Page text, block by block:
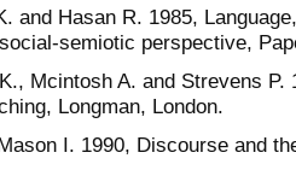
and Hasan R. 1985,
semiotic perspective,
Mcintosh A. and Strevens
Longman, London.
I. 1990, Discourse and